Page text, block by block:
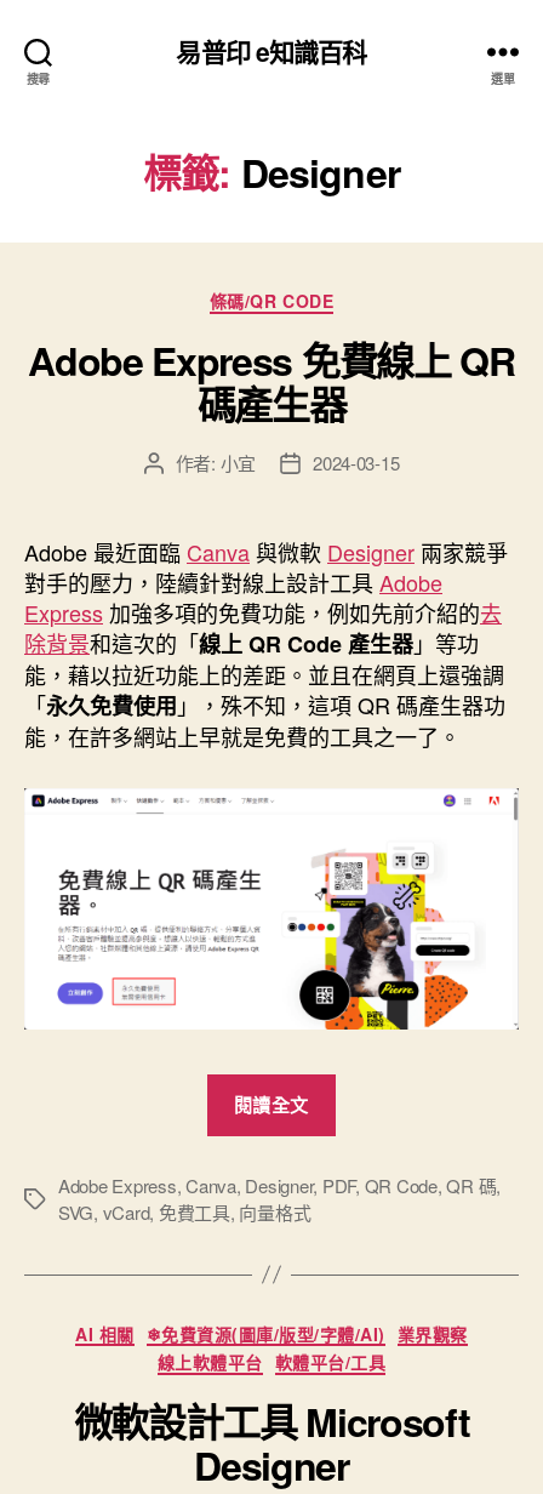
搜尋
易普印 e知識百科
選單
標籤: Designer
分
類
條碼/QR CODE
Adobe Express 免費線上 QR
碼產生器
文
者
作者: 小宜
文
佈
日
期
2024-03-15
Adobe 最近面臨 Canva與微軟 Designer 兩家競爭
對手的壓力，陸續針對線上設計工具Adobe
Express 加強多項的免費功能，例如先前介紹的去
除背景和這次的「線上 QR Code 產生器」等功
能，藉以拉近功能上的差距。並且在網頁上還強調
「永久免費使用 」，殊不知，這項 QR 碼產生器功
能，在許多網站上早就是免費的工具之一了。
閱讀全文
費
QR
碼
產
生
器”
標
Adobe Express,Canva, Designer, PDF, QR Code,QR 碼,
SVG, vCard, 免費工具, 向量格式
分
類
AI 相關 ❄免費資源(圖庫/版型/字體/AI)
業界觀察
線上軟體平台 軟體平台/工具
微軟設計工具 Microsoft
Designer